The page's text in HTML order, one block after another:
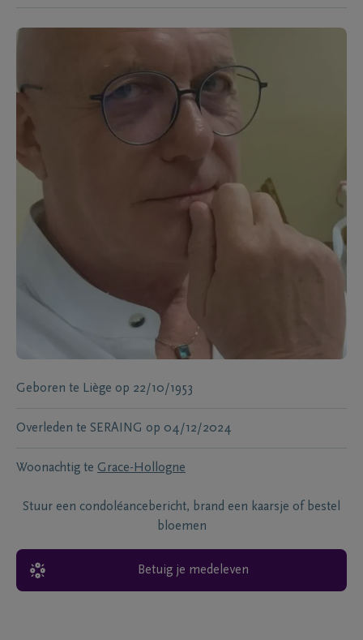
Geboren te Liège op 22/10/1953
Overleden te SERAING op 04/12/2024
Woonachtig te Grace-Hollogne
Stuur een condoléancebericht, brand een kaarsje of bestel
bloemen
Betuig je medeleven